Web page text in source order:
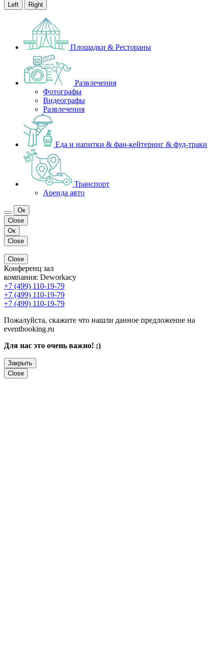
Left Right
Площадки & Рестораны
Развлечения
Фотографы
Видеографы
Развлечения
Еда и напитки & фан-кейтеринг & фуд-траки
Транспорт
Аренда авто
Ок
Close
Ок
Close
Close
Конференц зал
компания: Deworkacy
+7 (499) 110-19-79
+7 (499) 110-19-79
+7 (499) 110-19-79
Пожалуйста, скажите что нашли данное предложение на
eventbooking.ru
Для нас это очень важно! ;)
Закрыть
Close